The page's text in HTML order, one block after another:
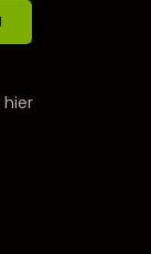
hier